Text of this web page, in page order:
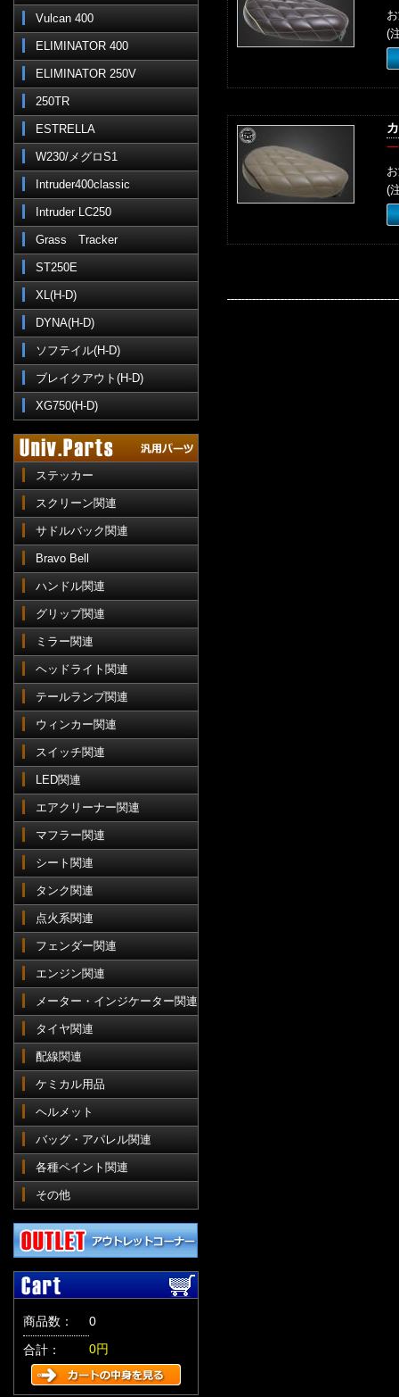
Vulcan 400
ELIMINATOR 400
ELIMINATOR 250V
250TR
ESTRELLA
W230/メグロS1
Intruder400classic
Intruder LC250
Grass Tracker
ST250E
XL(H-D)
DYNA(H-D)
ソフテイル(H-D)
ブレイクアウト(H-D)
XG750(H-D)
ステッカー
スクリーン関連
サドルバック関連
Bravo Bell
ハンドル関連
グリップ関連
ミラー関連
ヘッドライト関連
テールランプ関連
ウィンカー関連
スイッチ関連
LED関連
エアクリーナー関連
マフラー関連
シート関連
タンク関連
点火系関連
フェンダー関連
エンジン関連
メーター・インジケーター関連
タイヤ関連
配線関連
ケミカル用品
ヘルメット
バッグ・アパレル関連
各種ペイント関連
その他
商品数：
0
合計：
0円
(
(